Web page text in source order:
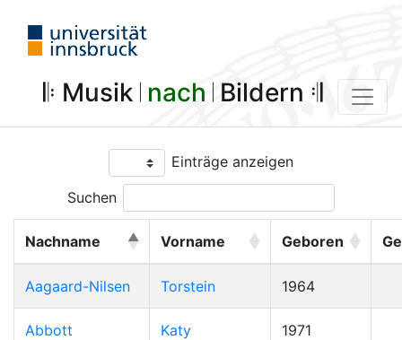
𝄆 Musik 𝄀 nach 𝄀 Bildern 𝄇
Einträge anzeigen
Suchen
Nachname Vorname Geboren
Aagaard-Nilsen Torstein 1964
Abbott Katy 1971